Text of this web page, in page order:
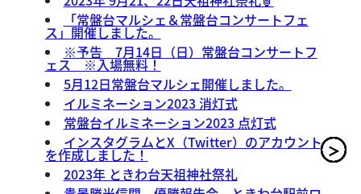
「常盤台マルシェ＆常盤台コンサートフェ
ス」開催しました。
※予告 7月14日（日）常盤台コンサートフ
ェス ※入場無料！
5月12日常盤台マルシェ開催しました。
イルミネーション2023 消灯式
常盤台イルミネーション2023 点灯式
インスタグラムとX（Twitter）のアカウント
を作成しました！
2023年 ときわ台天祖神社祭礼